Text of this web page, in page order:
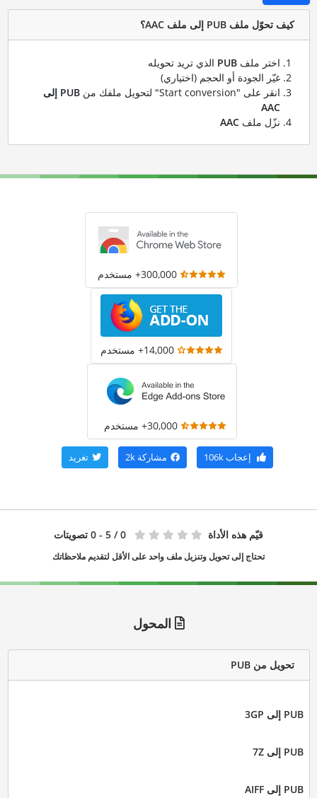
كيف تحوّل ملف PUB إلى ملف AAC؟
اختر ملف PUBالذي تريد تحويله
غيّر الجودة أو الحجم (اختياري)
انقر على "Start conversion" لتحويل ملفك من
PUB إلى
AAC
نزّل ملف AAC
300,000+ مستخدم
14,000+ مستخدم
30,000+ مستخدم
إعجاب106k مشاركة 2k تغريد
قيّم هذه الأداة 0 / 5 - 0 تصويتات
تحتاج إلى تحويل وتنزيل ملف واحد على الأقل لتقديم ملاحظاتك
المحول
تحويل من PUB
PUB إلى 3GP
PUB إلى 7Z
PUB إلى AIFF